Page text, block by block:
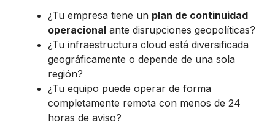
¿Tu empresa tiene un plan de continuidad
operacional ante disrupciones geopolíticas?
¿Tu infraestructura cloud está diversificada
geográficamente o depende de una sola
región?
¿Tu equipo puede operar de forma
completamente remota con menos de 24
horas de aviso?